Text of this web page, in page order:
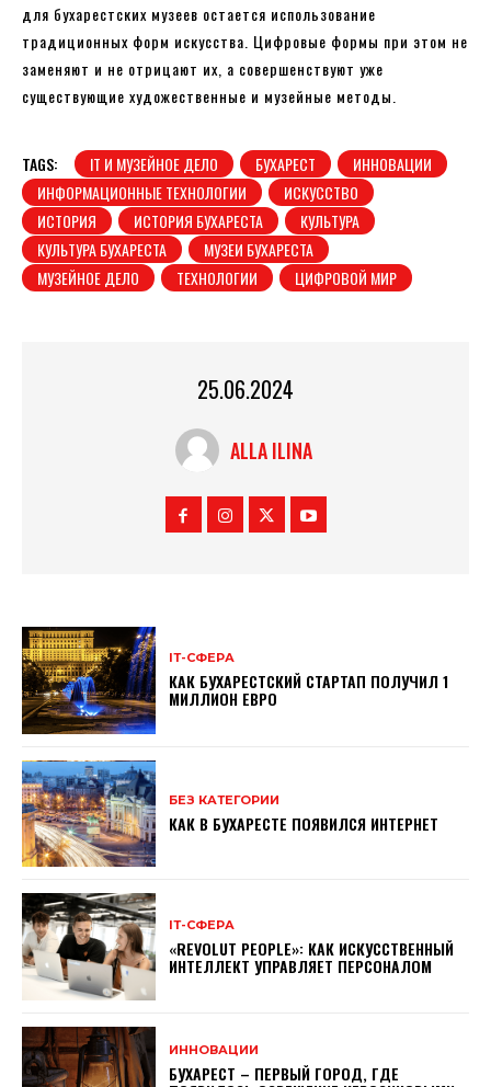
для бухарестских музеев остается использование
традиционных форм искусства. Цифровые формы при этом не
заменяют и не отрицают их, а совершенствуют уже
существующие художественные и музейные методы.
TAGS: IT И МУЗЕЙНОЕ ДЕЛО БУХАРЕСТ
ИННОВАЦИИ
ИНФОРМАЦИОННЫЕ ТЕХНОЛОГИИ
ИСКУССТВО
ИСТОРИЯ
ИСТОРИЯ БУХАРЕСТА
КУЛЬТУРА
КУЛЬТУРА БУХАРЕСТА
МУЗЕИ БУХАРЕСТА
МУЗЕЙНОЕ ДЕЛО
ТЕХНОЛОГИИ ЦИФРОВОЙ МИР
25.06.2024
ALLA ILINA
ІТ-СФЕРА
КАК БУХАРЕСТСКИЙ СТАРТАП ПОЛУЧИЛ 1
МИЛЛИОН ЕВРО
БЕЗ КАТЕГОРИИ
КАК В БУХАРЕСТЕ ПОЯВИЛСЯ ИНТЕРНЕТ
ІТ-СФЕРА
«REVOLUT PEOPLE»: КАК ИСКУССТВЕННЫЙ
ИНТЕЛЛЕКТ УПРАВЛЯЕТ ПЕРСОНАЛОМ
ИННОВАЦИИ
БУХАРЕСТ – ПЕРВЫЙ ГОРОД, ГДЕ